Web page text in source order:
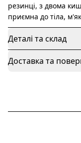
резинці, з двома
приємна до тіла,
Деталі та склад
Доставка та